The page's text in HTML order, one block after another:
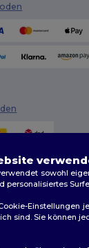
sowohl
personalisiertes
Einstellungen
sind. Sie können